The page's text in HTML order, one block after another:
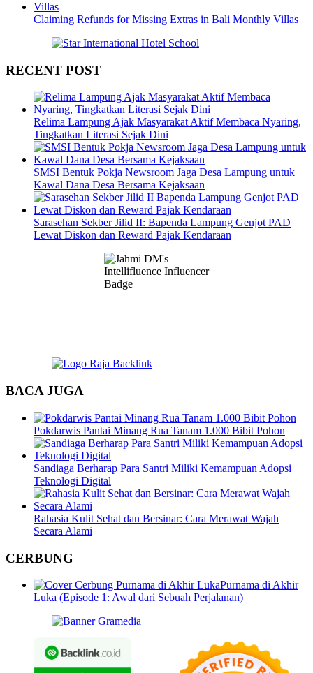
Claiming Refunds for Missing Extras in Bali Monthly Villas
RECENT POST
Relima Lampung Ajak Masyarakat Aktif Membaca Nyaring,
Tingkatkan Literasi Sejak Dini
SMSI Bentuk Pokja Newsroom Jaga Desa Lampung untuk
Kawal Dana Desa Bersama Kejaksaan
Sarasehan Sekber Jilid II: Bapenda Lampung Genjot PAD
Lewat Diskon dan Reward Pajak Kendaraan
BACA JUGA
Pokdarwis Pantai Minang Rua Tanam 1.000 Bibit Pohon
Sandiaga Berharap Para Santri Miliki Kemampuan Adopsi
Teknologi Digital
Rahasia Kulit Sehat dan Bersinar: Cara Merawat Wajah
Secara Alami
CERBUNG
Purnama di Akhir
Luka (Episode 1: Awal dari Sebuah Perjalanan)